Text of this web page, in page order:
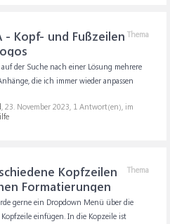
Thema
- Kopf- und Fußzeilen
der Suche nach einer Lösung mehrere
die ich immer wieder anpassen
, 23. November 2023, 1 Antwort(en), im
Thema
Kopfzeilen
Formatierungen
gerne ein Dropdown Menü über die
einfügen. In die Kopzeile ist